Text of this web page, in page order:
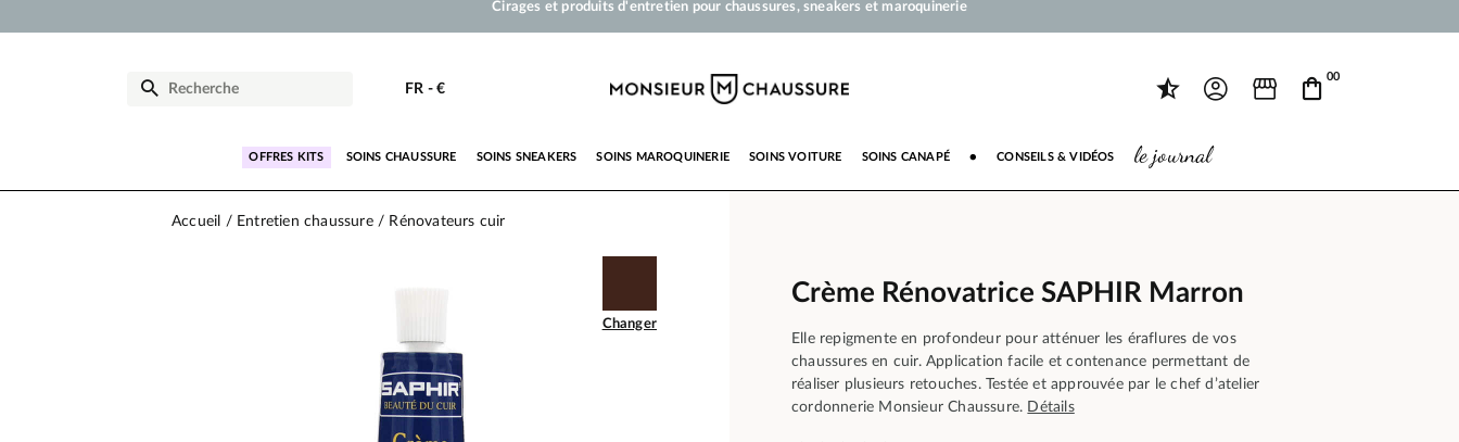
Votre commande sera expédiée en 24 heures ouvrées
Livraison offerte dès 50 €
FR - €
00
OFFRES KITS SOINS CHAUSSURE SOINS SNEAKERS SOINS MAROQUINERIE SOINS VOITURE SOINS CANAPÉ ● CONSEILS & VIDÉOS le journal
Accueil Entretien chaussure Rénovateurs cuir
Changer
Crème Rénovatrice SAPHIR Marron
Elle repigmente en profondeur pour atténuer les éraflures de vos
chaussures en cuir. Application facile et contenance permettant de
réaliser plusieurs retouches. Testée et approuvée par le chef d’atelier
cordonnerie Monsieur Chaussure. Détails